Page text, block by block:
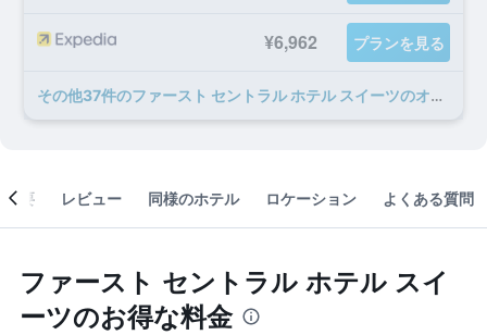
¥6,962 プランを見る
​その他37​件のファースト セントラル ホテル スイーツのオファー
概要 レビュー 同様のホテル ロケーション よくある質問
ファースト セントラル ホテル スイ
ーツのお得な料金